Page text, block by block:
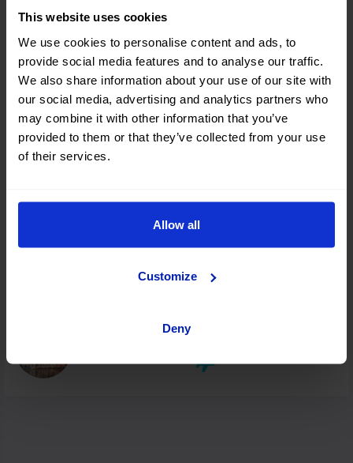
This website uses cookies
We use cookies to personalise content and ads, to
provide social media features and to analyse our traffic.
We also share information about your use of our site with
our social media, advertising and analytics partners who
may combine it with other information that you’ve
provided to them or that they’ve collected from your use
of their services.
Allow all
Customize
Deny
Chania
Rodi